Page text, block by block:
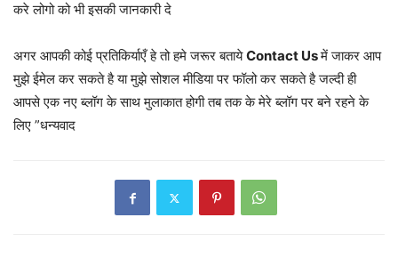
करे लोगो को भी इसकी जानकारी दे
अगर आपकी कोई प्रतिकिर्याएँ हे तो हमे जरूर बतायेContact Usमें जाकर आप
मुझे ईमेल कर सकते है या मुझे सोशल मीडिया पर फॉलो कर सकते है जल्दी ही
आपसे एक नए ब्लॉग के साथ मुलाकात होगी तब तक के मेरे ब्लॉग पर बने रहने के
लिए ”धन्यवाद